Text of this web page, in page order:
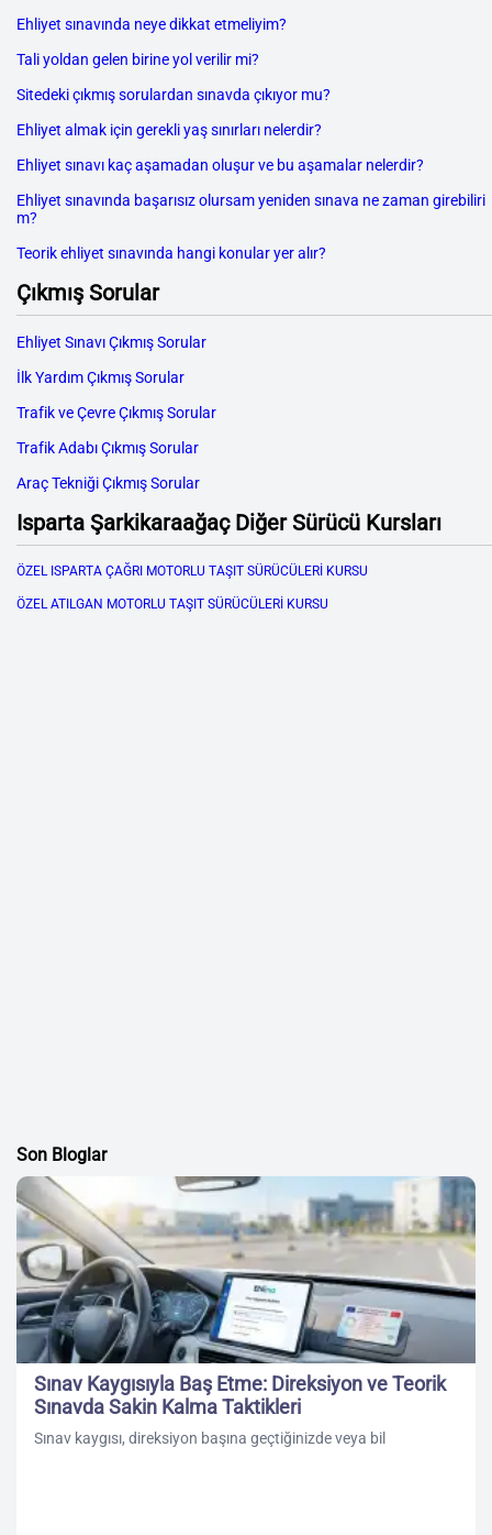
Ehliyet sınavında neye dikkat etmeliyim?
Tali yoldan gelen birine yol verilir mi?
Sitedeki çıkmış sorulardan sınavda çıkıyor mu?
Ehliyet almak için gerekli yaş sınırları nelerdir?
Ehliyet sınavı kaç aşamadan oluşur ve bu aşamalar nelerdir?
Ehliyet sınavında başarısız olursam yeniden sınava ne zaman girebiliri
m?
Teorik ehliyet sınavında hangi konular yer alır?
Çıkmış Sorular
Ehliyet Sınavı Çıkmış Sorular
İlk Yardım Çıkmış Sorular
Trafik ve Çevre Çıkmış Sorular
Trafik Adabı Çıkmış Sorular
Araç Tekniği Çıkmış Sorular
Isparta Şarkikaraağaç Diğer Sürücü Kursları
ÖZEL ISPARTA ÇAĞRI MOTORLU TAŞIT SÜRÜCÜLERİ KURSU
ÖZEL ATILGAN MOTORLU TAŞIT SÜRÜCÜLERİ KURSU
Son Bloglar
Sınav Kaygısıyla Baş Etme: Direksiyon ve Teorik
Sınavda Sakin Kalma Taktikleri
Sınav kaygısı, direksiyon başına geçtiğinizde veya bil